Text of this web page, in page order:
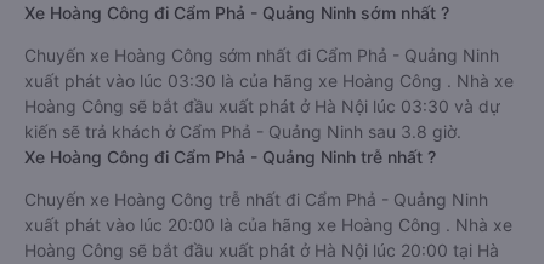
Xe Hoàng Công đi Cẩm Phả - Quảng Ninh sớm nhất ?
Chuyến xe Hoàng Công sớm nhất đi Cẩm Phả - Quảng Ninh
xuất phát vào lúc 03:30 là của hãng xe Hoàng Công . Nhà xe
Hoàng Công sẽ bắt đầu xuất phát ở Hà Nội lúc 03:30 và dự
kiến sẽ trả khách ở Cẩm Phả - Quảng Ninh sau 3.8 giờ.
Xe Hoàng Công đi Cẩm Phả - Quảng Ninh trễ nhất ?
Chuyến xe Hoàng Công trễ nhất đi Cẩm Phả - Quảng Ninh
xuất phát vào lúc 20:00 là của hãng xe Hoàng Công . Nhà xe
Hoàng Công sẽ bắt đầu xuất phát ở Hà Nội lúc 20:00 tại Hà